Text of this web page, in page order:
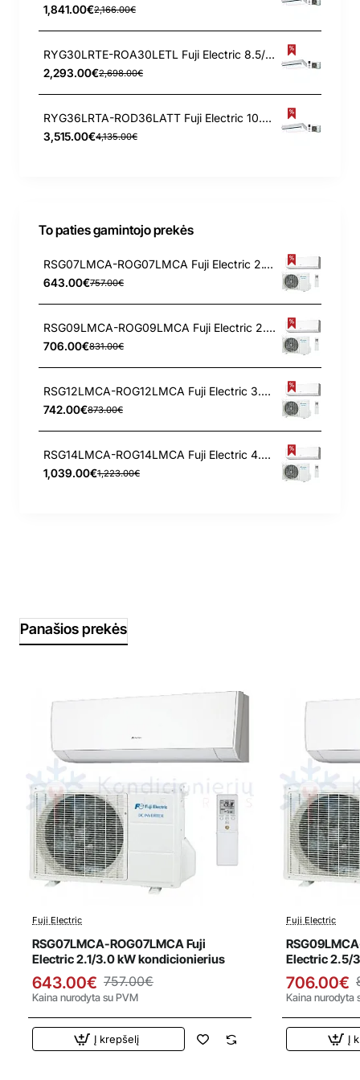
1,841.00€2,166.00€
RYG30LRTE-ROA30LETL Fuji Electric 8.5/10.0 kW kondicionierius
2,293.00€2,698.00€
RYG36LRTA-ROD36LATT Fuji Electric 10.0/11.2 kW kondicionierius
3,515.00€4,135.00€
To paties gamintojo prekės
RSG07LMCA-ROG07LMCA Fuji Electric 2.1/3.0 kW kondicionierius
643.00€757.00€
RSG09LMCA-ROG09LMCA Fuji Electric 2.5/3.2 kW kondicionierius
706.00€831.00€
RSG12LMCA-ROG12LMCA Fuji Electric 3.4/4.0 kW kondicionierius
742.00€873.00€
RSG14LMCA-ROG14LMCA Fuji Electric 4.0/5.0 kW kondicionierius
1,039.00€1,223.00€
Panašios prekės
Išpardavimas
Fuji Electric
RSG07LMCA-ROG07LMCA Fuji
Electric 2.1/3.0 kW kondicionierius
643.00€ 757.00€
Kaina nurodyta su PVM
Į krepšelį
Fuji Electric
Electric 2.5/
706.00€
Kaina nurodyta
Į